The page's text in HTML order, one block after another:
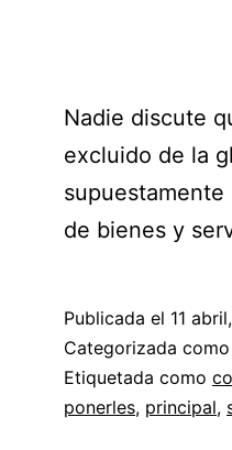
Nadie discute
excluido de la
de bienes y
Publicada el 11
Categorizada como
Etiquetada como
ponerles, principal,